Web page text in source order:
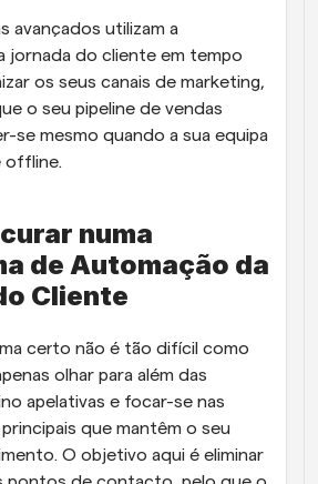
avançados utilizam a
jornada do cliente em tempo
os seus canais de marketing,
o seu pipeline de vendas
se mesmo quando a sua equipa
offline.
numa
de Automação da
Cliente
certo não é tão difícil como
olhar para além das
apelativas e focar-se nas
que mantêm o seu
O objetivo aqui é eliminar